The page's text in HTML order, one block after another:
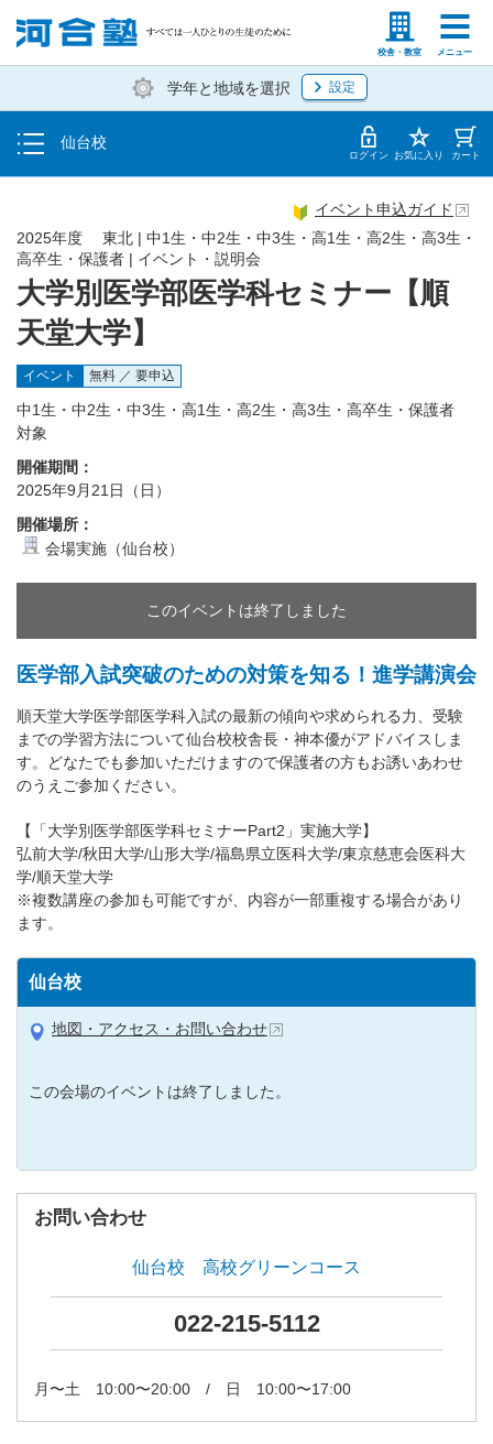
校舎・教室 メニュー
塾生の方 高等学校の先生
学年と地域を選択 設定
仙台校
トップ
地図・アクセス ログイン お気に入り カート
大学別医学部医学科セミナー【順
天堂大学】
2025年度 東北 | 中1生・中2生・中3生・高1生・高2生・高3生・
高卒生・保護者 | イベント・説明会
イベント申込ガイド
イベント 無料 ／ 要申込
中1生・中2生・中3生・高1生・高2生・高3生・高卒生・保護者
対象
開催期間：
2025年9月21日（日）
開催場所：
会場実施（仙台校）
このイベントは終了しました
医学部入試突破のための対策を知る！進学講演会
順天堂大学医学部医学科入試の最新の傾向や求められる力、受験
までの学習方法について仙台校校舎長・神本優がアドバイスしま
す。どなたでも参加いただけますので保護者の方もお誘いあわせ
のうえご参加ください。
【「大学別医学部医学科セミナーPart2」実施大学】
弘前大学/秋田大学/山形大学/福島県立医科大学/東京慈恵会医科大
学/順天堂大学
※複数講座の参加も可能ですが、内容が一部重複する場合があり
ます。
仙台校
地図・アクセス・お問い合わせ
この会場のイベントは終了しました。
お問い合わせ
仙台校 高校グリーンコース
022-215-5112
月〜土 10:00〜20:00 / 日 10:00〜17:00